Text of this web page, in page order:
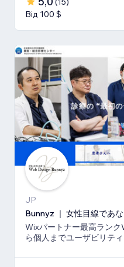
Від 100 $
JP
Bunnyz ｜ 女性目線であ
Wixパートナー最高ラン
ら個人までユーザビリテ